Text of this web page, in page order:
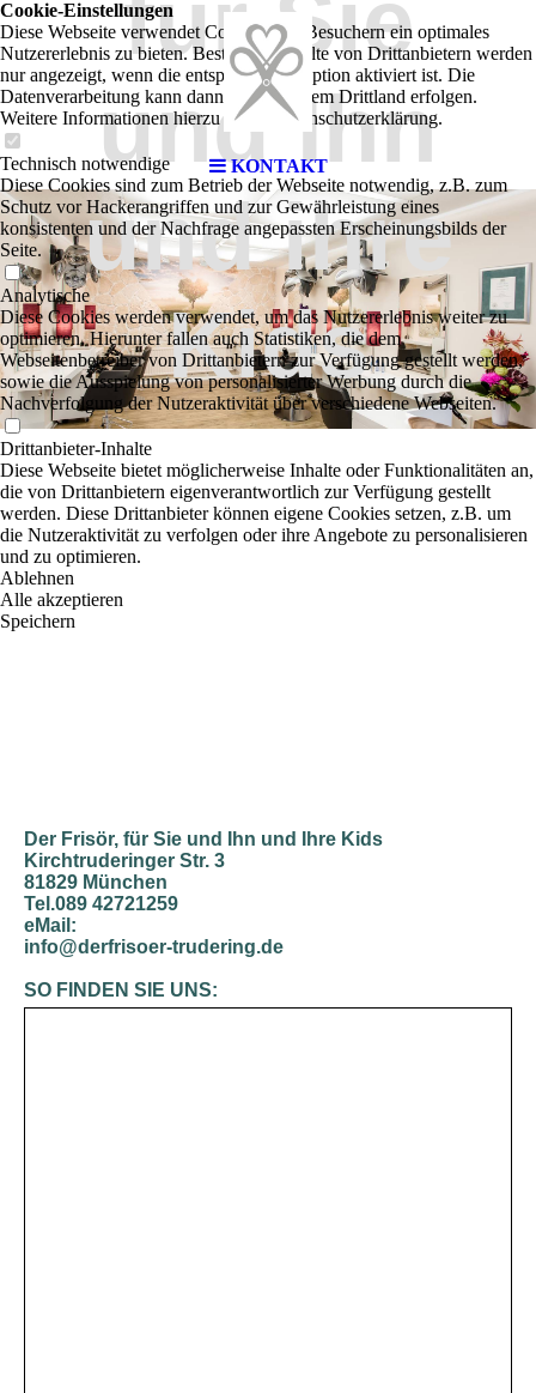
KONTAKT
für Sie
und Ihn
und ihre
Kids
Der Frisör, für Sie und Ihn und Ihre Kids
Kirchtruderinger Str. 3
81829 München
Tel.089 42721259
eMail:
info@derfrisoer-trudering.de
SO FINDEN SIE UNS:
Cookie-Einstellungen
Diese Webseite verwendet Cookies, um Besuchern ein optimales
Nutzererlebnis zu bieten. Bestimmte Inhalte von Drittanbietern werden
nur angezeigt, wenn die entsprechende Option aktiviert ist. Die
Datenverarbeitung kann dann auch in einem Drittland erfolgen.
Weitere Informationen hierzu in der Datenschutzerklärung.
Technisch notwendige
Diese Cookies sind zum Betrieb der Webseite notwendig, z.B. zum
Schutz vor Hackerangriffen und zur Gewährleistung eines
konsistenten und der Nachfrage angepassten Erscheinungsbilds der
Seite.
Analytische
Diese Cookies werden verwendet, um das Nutzererlebnis weiter zu
optimieren. Hierunter fallen auch Statistiken, die dem
Webseitenbetreiber von Drittanbietern zur Verfügung gestellt werden,
sowie die Ausspielung von personalisierter Werbung durch die
Nachverfolgung der Nutzeraktivität über verschiedene Webseiten.
Drittanbieter-Inhalte
Diese Webseite bietet möglicherweise Inhalte oder Funktionalitäten an,
die von Drittanbietern eigenverantwortlich zur Verfügung gestellt
werden. Diese Drittanbieter können eigene Cookies setzen, z.B. um
die Nutzeraktivität zu verfolgen oder ihre Angebote zu personalisieren
und zu optimieren.
Ablehnen
Alle akzeptieren
Speichern